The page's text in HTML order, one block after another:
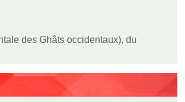
des Ghâts occidentaux), du